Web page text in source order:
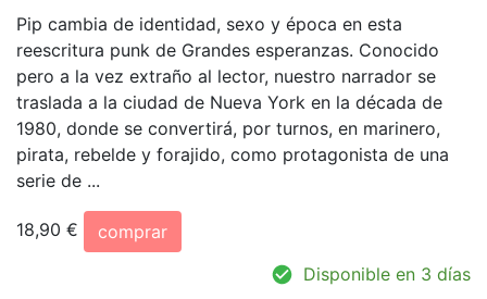
Pip cambia de identidad, sexo y época en esta
reescritura punk de Grandes esperanzas. Conocido
pero a la vez extraño al lector, nuestro narrador se
traslada a la ciudad de Nueva York en la década de
1980, donde se convertirá, por turnos, en marinero,
pirata, rebelde y forajido, como protagonista de una
serie de ...
18,90 €
comprar
Disponible en 3 días